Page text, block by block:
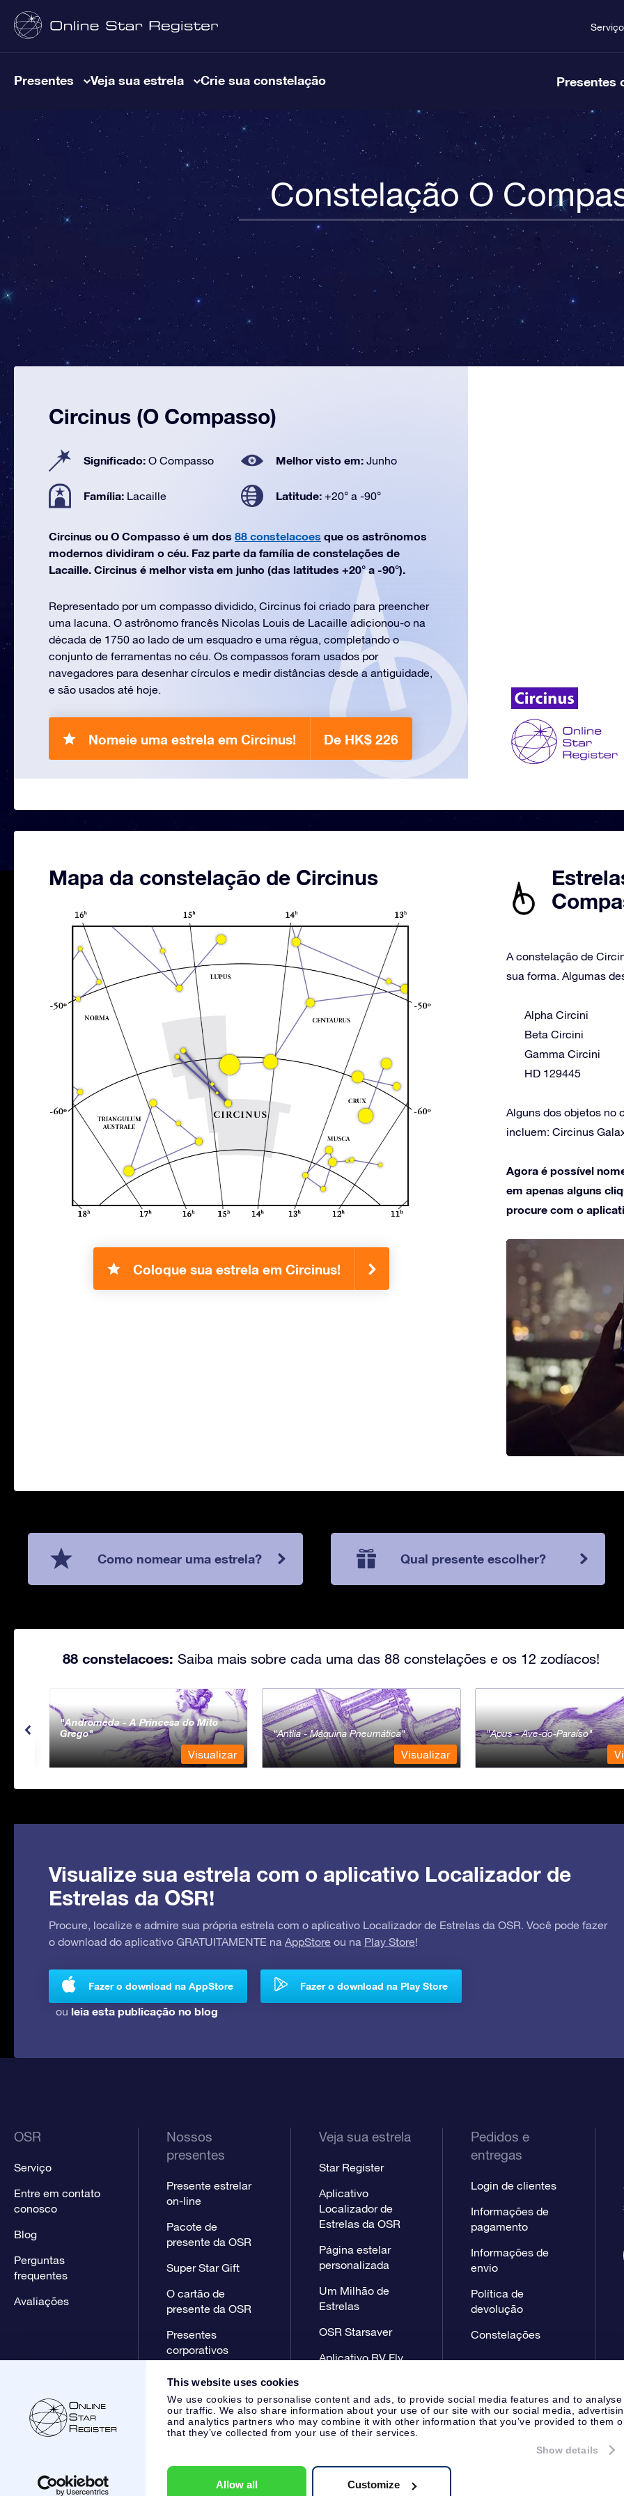
This website uses cookies
We use cookies to personalise content and ads, to provide social media features and to analyse
our traffic. We also share information about your use of our site with our social media,
and analytics partners who may combine it with other information that you’ve provided to them
that they’ve collected from your use of their services.
Show details
Allow all Customize
Serviço
Presentes Veja sua estrela Crie sua constelação Presentes
Constelação O
Circinus (O Compasso)
Significado: O Compasso Melhor visto em: Junho
Família: Lacaille Latitude: +20° a -90°
Circinus ou O Compasso é um dos 88 constelacoes que os astrônomos
modernos dividiram o céu. Faz parte da família de constelações de
Lacaille. Circinus é melhor vista em junho (das latitudes +20° a -90°).
Representado por um compasso dividido, Circinus foi criado para preencher
uma lacuna. O astrônomo francês Nicolas Louis de Lacaille adicionou-o na
década de 1750 ao lado de um esquadro e uma régua, completando o
conjunto de ferramentas no céu. Os compassos foram usados por
navegadores para desenhar círculos e medir distâncias desde a antiguidade,
e são usados até hoje.
Nomeie uma estrela em Circinus! De HK$ 226
Mapa da constelação de Circinus
Coloque sua estrela em Circinus!
A constelação de
sua forma. Algumas
Alpha Circini
Beta Circini
Gamma Circini
HD 129445
Alguns dos objetos no
incluem: Circinus
Agora é possível
em apenas alguns
procure com o
Como nomear uma estrela? Qual presente escolher?
88 constelacoes: Saiba mais sobre cada uma das 88 constelações e os 12 zodíacos!
Andromeda - A Princesa do Mito
Grego
Visualizar
Antlia - Máquina Pneumática
Visualizar
Apus - Ave-do-Paraíso
Visualize sua estrela com o aplicativo Localizador de
Estrelas da OSR!
Procure, localize e admire sua própria estrela com o aplicativo Localizador de Estrelas da OSR. Você pode fazer
o download do aplicativo GRATUITAMENTE na AppStore ou na Play Store!
Fazer o download na AppStore Fazer o download na Play Store
ou leia esta publicação no blog
OSR
Serviço
Entre em contato
conosco
Blog
Perguntas
frequentes
Avaliações
Nossos
presentes
Presente estrelar
on-line
Pacote de
presente da OSR
Super Star Gift
O cartão de
presente da OSR
Presentes
corporativos
Veja sua estrela
Star Register
Aplicativo
Localizador de
Estrelas da OSR
Página estelar
personalizada
Um Milhão de
Estrelas
OSR Starsaver
Aplicativo RV Fly
Pedidos e
entregas
Login de clientes
Informações de
pagamento
Informações de
envio
Política de
devolução
Constelações
Atendimento ao cliente:
KVK: 60333553, VAT: NL 8538.62.722B01
Página de imprensa